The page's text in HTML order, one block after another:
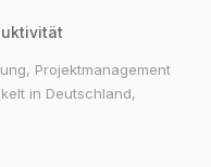
Projektmanagement
in Deutschland,